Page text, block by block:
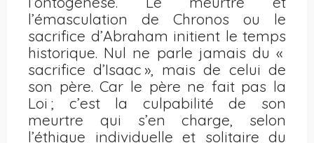
l’émasculation de Chronos ou le
sacrifice d’Abraham initient le temps
historique. Nul ne parle jamais du «
sacrifice d’Isaac », mais de celui de
son père. Car le père ne fait pas la
Loi ; c’est la culpabilité de son
meurtre qui s’en charge, selon
l’éthique individuelle et solitaire du